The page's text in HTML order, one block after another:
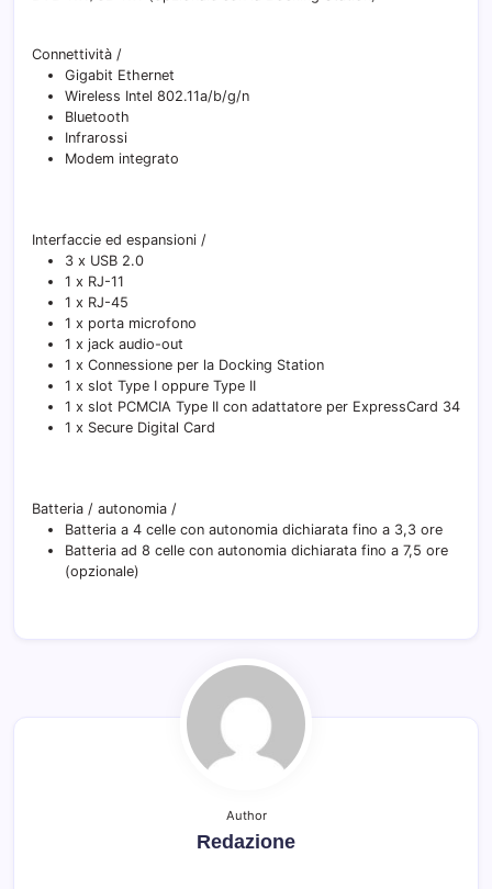
Connettività /
Gigabit Ethernet
Wireless Intel 802.11a/b/g/n
Bluetooth
Infrarossi
Modem integrato
Interfaccie ed espansioni /
3 x USB 2.0
1 x RJ-11
1 x RJ-45
1 x porta microfono
1 x jack audio-out
1 x Connessione per la Docking Station
1 x slot Type I oppure Type II
1 x slot PCMCIA Type II con adattatore per ExpressCard 34
1 x Secure Digital Card
Batteria / autonomia /
Batteria a 4 celle con autonomia dichiarata fino a 3,3 ore
Batteria ad 8 celle con autonomia dichiarata fino a 7,5 ore
(opzionale)
Author
Redazione